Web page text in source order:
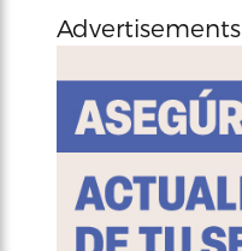
Advertisements